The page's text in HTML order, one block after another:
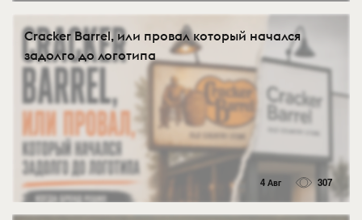
Cracker Barrel, или провал который начался
задолго до логотипа
4 Авг 307